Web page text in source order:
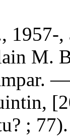
1957-,
M.
; 77).